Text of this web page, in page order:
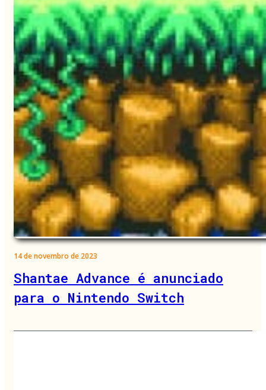
14 de novembro de 2023
Shantae Advance é anunciado
para o Nintendo Switch